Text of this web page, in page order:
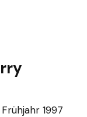
1997